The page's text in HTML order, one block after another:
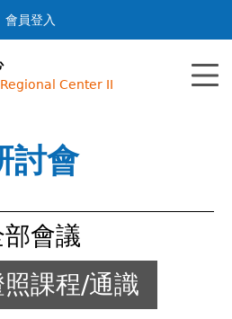
to navigation
會員登入
Center II
討會
會議
課程/通識